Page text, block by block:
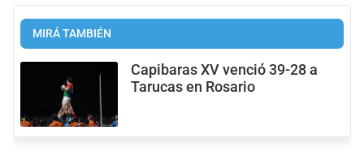
MIRÁ TAMBIÉN
Capibaras XV venció 39-28 a
Tarucas en Rosario